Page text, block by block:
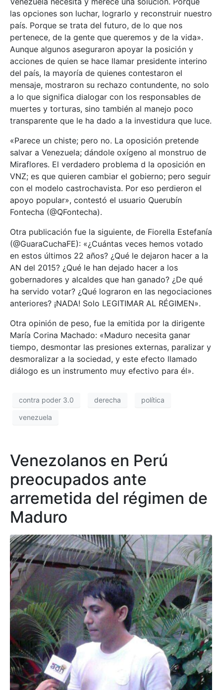
las opciones son luchar, lograrlo y reconstruir nuestro
país. Porque se trata del futuro, de lo que nos
pertenece, de la gente que queremos y de la vida».
Aunque algunos aseguraron apoyar la posición y
acciones de quien se hace llamar presidente interino
del país, la mayoría de quienes contestaron el
mensaje, mostraron su rechazo contundente, no solo
a lo que significa dialogar con los responsables de
muertes y torturas, sino también al manejo poco
transparente que le ha dado a la investidura que luce.
«Parece un chiste; pero no. La oposición pretende
salvar a Venezuela; dándole oxígeno al monstruo de
Miraflores. El verdadero problema d la oposición en
VNZ; es que quieren cambiar el gobierno; pero seguir
con el modelo castrochavista. Por eso perdieron el
apoyo popular», contestó el usuario Querubín
Fontecha (@QFontecha).
Otra publicación fue la siguiente, de Fiorella Estefanía
(@GuaraCuchaFE): «¿Cuántas veces hemos votado
en estos últimos 22 años? ¿Qué le dejaron hacer a la
AN del 2015? ¿Qué le han dejado hacer a los
gobernadores y alcaldes que han ganado? ¿De qué
ha servido votar? ¿Qué lograron en las negociaciones
anteriores? ¡NADA! Solo LEGITIMAR AL RÉGIMEN».
Otra opinión de peso, fue la emitida por la dirigente
María Corina Machado: «Maduro necesita ganar
tiempo, desmontar las presiones externas, paralizar y
desmoralizar a la sociedad, y este efecto llamado
diálogo es un instrumento muy efectivo para él».
contra poder 3.0 derecha política
venezuela
Venezolanos en Perú
preocupados ante
arremetida del régimen de
Maduro